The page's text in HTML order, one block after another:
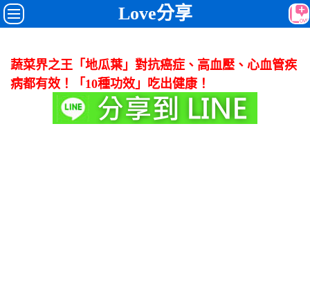
Love分享
蔬菜界之王「地瓜葉」對抗癌症、高血壓、心血管疾
病都有效！「10種功效」吃出健康！